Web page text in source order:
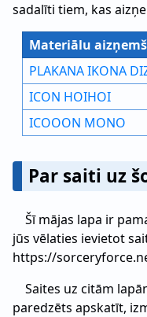
sadalīti tiem, kas
Materiālu
PLAKANA IKONA
ICON HOIHOI
ICOOON MONO
Par saiti uz
Šī mājas lapa ir
jūs vēlaties ievietot
https://
Saites uz citām
paredzēts apskatīt,